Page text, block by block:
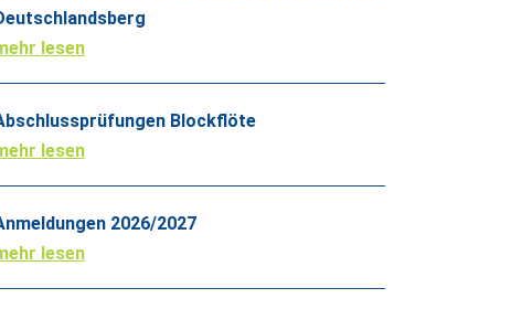
lesen
Blockflöte
lesen
2026/2027
lesen